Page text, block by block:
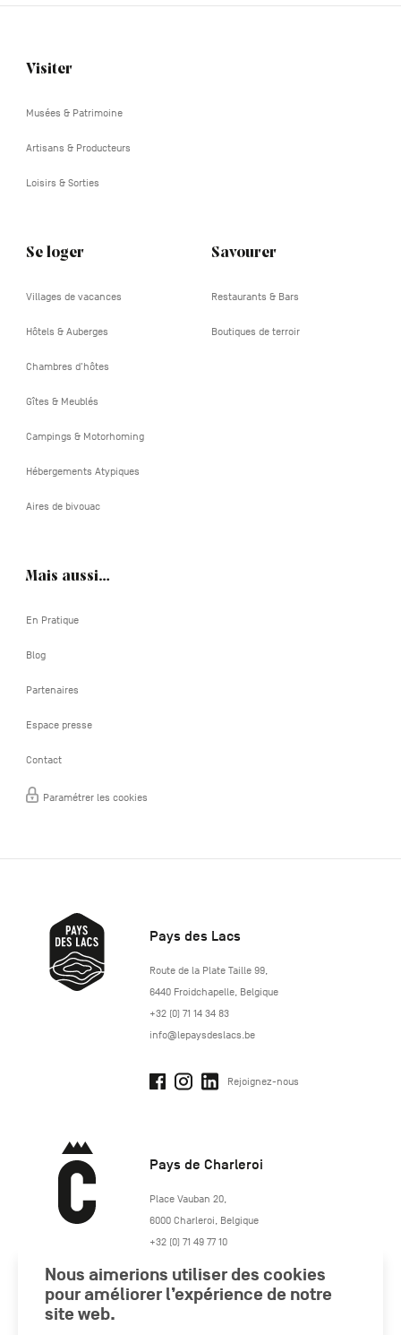
Navigation
Visiter
Musées & Patrimoine
Artisans & Producteurs
Loisirs & Sorties
Se loger
Villages de vacances
Hôtels & Auberges
Chambres d'hôtes
Gîtes & Meublés
Campings & Motorhoming
Hébergements Atypiques
Aires de bivouac
Savourer
Restaurants & Bars
Boutiques de terroir
Mais aussi…
En Pratique
Blog
Partenaires
Espace presse
Contact
Paramétrer les cookies
Pays des Lacs
http://www.lepaysdeslacs.be/
Route de la Plate Taille 99,
6440 Froidchapelle, Belgique
+32 (0) 71 14 34 83
info@lepaysdeslacs.be
Rejoignez-nous
Pays de Charleroi
https://www.paysdecharleroi.be/
Place Vauban 20,
6000 Charleroi Belgique
+32 (0) 71 49 77 10
Nous aimerions utiliser des cookies
pour améliorer l’expérience de notre
site web.